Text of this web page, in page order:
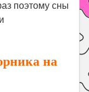
поэтому сны
на